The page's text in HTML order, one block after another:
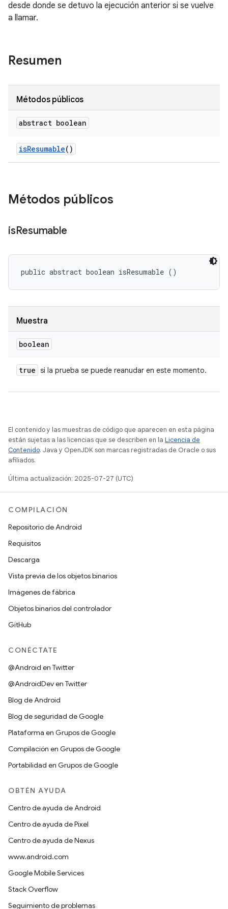
desde donde se detuvo la ejecución anterior si se vuelve
a llamar.
Resumen
Métodos públicos
abstract boolean
isResumable()
Métodos públicos
isResumable
public abstract boolean isResumable ()
Muestra
boolean
true si la prueba se puede reanudar en este momento.
El contenido y las muestras de código que aparecen en esta página
están sujetas a las licencias que se describen en la Licencia de
Contenido. Java y OpenJDK son marcas registradas de Oracle o sus
afiliados.
Última actualización: 2025-07-27 (UTC)
COMPILACIÓN
Repositorio de Android
Requisitos
Descarga
Vista previa de los objetos binarios
Imágenes de fábrica
Objetos binarios del controlador
GitHub
CONÉCTATE
@Android en Twitter
@AndroidDev en Twitter
Blog de Android
Blog de seguridad de Google
Plataforma en Grupos de Google
Compilación en Grupos de Google
Portabilidad en Grupos de Google
OBTÉN AYUDA
Centro de ayuda de Android
Centro de ayuda de Pixel
Centro de ayuda de Nexus
www.android.com
Google Mobile Services
Stack Overflow
Seguimiento de problemas